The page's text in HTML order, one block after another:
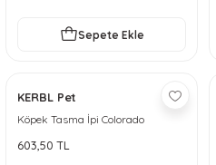
Sepete Ekle
KERBL Pet
Köpek Tasma İpi Colorado
603,50 TL